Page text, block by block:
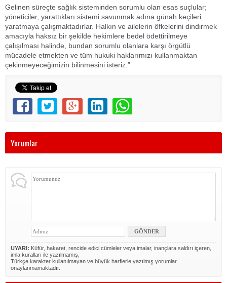
Gelinen süreçte sağlık sisteminden sorumlu olan esas suçlular;
yöneticiler, yarattıkları sistemi savunmak adına günah keçileri
yaratmaya çalışmaktadırlar. Halkın ve ailelerin öfkelerini dindirmek
amacıyla haksız bir şekilde hekimlere bedel ödettirilmeye
çalışılması halinde, bundan sorumlu olanlara karşı örgütlü
mücadele etmekten ve tüm hukuki haklarımızı kullanmaktan
çekinmeyeceğimizin bilinmesini isteriz.”
Yorumlar
UYARI: Küfür, hakaret, rencide edici cümleler veya imalar, inançlara saldırı içeren,
imla kuralları ile yazılmamış,
Türkçe karakter kullanılmayan ve büyük harflerle yazılmış yorumlar
onaylanmamaktadır.